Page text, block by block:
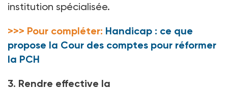
institution spécialisée.
>>> Pour compléter: Handicap : ce que
propose la Cour des comptes pour réformer
la PCH
3. Rendre effective la